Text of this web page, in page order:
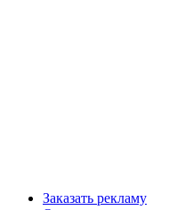
Заказать рекламу